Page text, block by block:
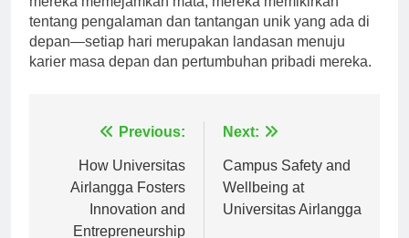
tentang pengalaman dan tantangan unik yang ada di
depan—setiap hari merupakan landasan menuju
karier masa depan dan pertumbuhan pribadi mereka.
Navigasi
pos
Previous:
How Universitas
Airlangga Fosters
Innovation and
Entrepreneurship
Next:
Campus Safety and
Wellbeing at
Universitas Airlangga